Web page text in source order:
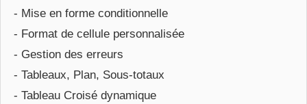
- Mise en forme conditionnelle
- Format de cellule personnalisée
- Gestion des erreurs
- Tableaux, Plan, Sous-totaux
- Tableau Croisé dynamique